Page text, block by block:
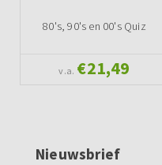
80's, 90's en 00's Quiz
v.a. €21,49
Nieuwsbrief